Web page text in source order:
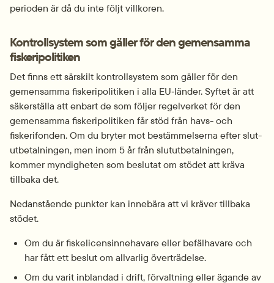
perioden är då du inte följt villkoren.
Kontrollsystem som gäller för den gemensamma
fiskeri­politiken
Det finns ett särskilt kontroll­system som gäller för den
gemensamma fiskeripolitiken i alla EU‑länder. Syftet är att
säkerställa att enbart de som följer regelverket för den
gemensamma fiskeripolitiken får stöd från havs- och
fiskerifonden. Om du bryter mot bestämmelserna efter slut­
utbetalningen, men inom 5 år från slut­utbetalningen,
kommer myndigheten som beslutat om stödet att kräva
tillbaka det.
Nedanstående punkter kan innebära att vi kräver tillbaka
stödet.
Om du är fiske­licens­innehavare eller befälhavare och
har fått ett beslut om allvarlig överträdelse.
Om du varit inblandad i drift, förvaltning eller ägande av